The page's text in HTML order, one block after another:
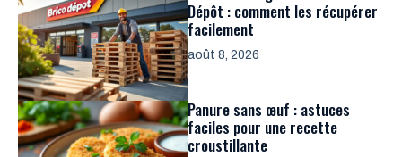
Dépôt : comment les récupérer
facilement
août 8, 2026
Panure sans œuf : astuces
faciles pour une recette
croustillante